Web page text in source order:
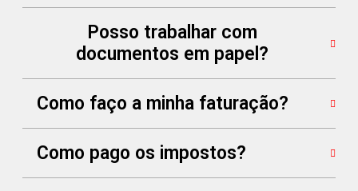
Posso trabalhar com
documentos em papel?
Como faço a minha faturação?
Como pago os impostos?